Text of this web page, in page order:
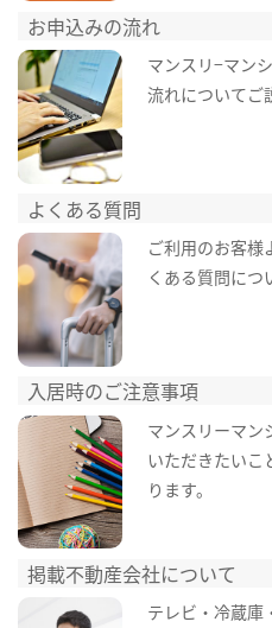
お申込みの流れ
マンスリ−マン
流れについてご
よくある質問
ご利用のお客様
くある質問につ
入居時のご注意事項
マンスリーマン
いただきたいこ
ります。
掲載不動産会社について
テレビ・冷蔵庫